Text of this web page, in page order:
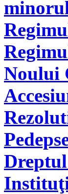
Noului